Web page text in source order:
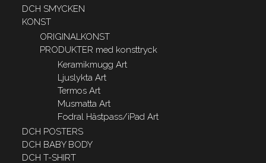
DCH SMYCKEN
KONST
ORIGINALKONST
PRODUKTER med konsttryck
Keramikmugg Art
Ljuslykta Art
Termos Art
Musmatta Art
Fodral Hästpass/iPad Art
DCH POSTERS
DCH BABY BODY
DCH T-SHIRT